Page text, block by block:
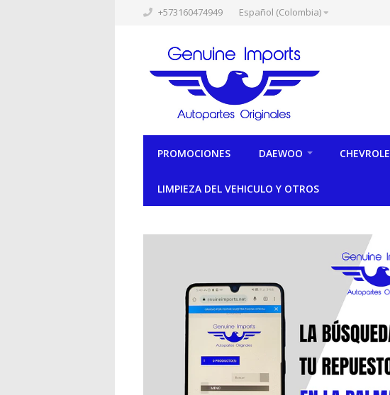
+573160474949 Español (Colombia)
PROMOCIONES DAEWOO
LIMPIEZA DEL VEHICULO Y OTROS